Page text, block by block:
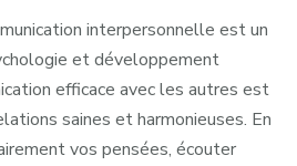
interpersonnelle est un
et développement
efficace avec les autres est
saines et harmonieuses. En
vos pensées, écouter